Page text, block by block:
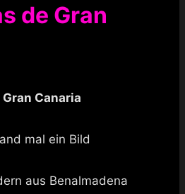
de Gran
Gran Canaria
mal ein Bild
aus Benalmadena